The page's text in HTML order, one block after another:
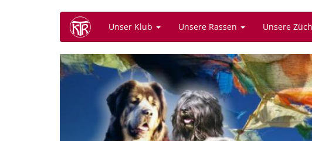
Unser Klub Unsere Rassen Unsere
Previous